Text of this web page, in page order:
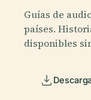
Guías de
países.
disponibles